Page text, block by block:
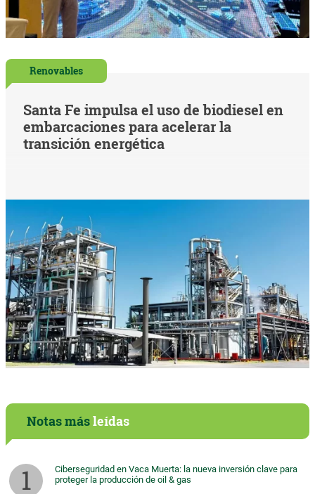
Renovables
Santa Fe impulsa el uso de biodiesel en
embarcaciones para acelerar la
transición energética
Notas másleídas
Ciberseguridad en Vaca Muerta: la nueva inversión clave para
proteger la producción de oil & gas